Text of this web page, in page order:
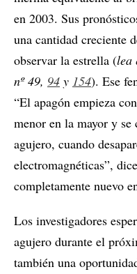
en 2003. Sus
una cantidad creciente
observar la estrella (lea
nº 49, 94 y 154). Ese
“El apagón empieza
menor en la mayor y
agujero, cuando
electromagnéticas”,
completamente nuevo
Los investigadores
agujero durante el
también una